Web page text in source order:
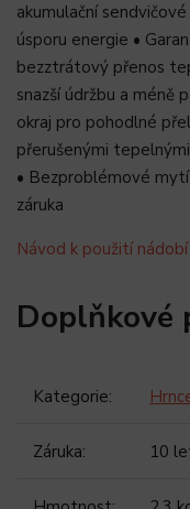
akumulační
úsporu energie •
bezztrátový přenos
snazší údržbu a méně
okraj pro pohodlné
přerušenými
• Bezproblémové
záruka
Návod k použití
Doplňkové
Kategorie:
Záruka: 10